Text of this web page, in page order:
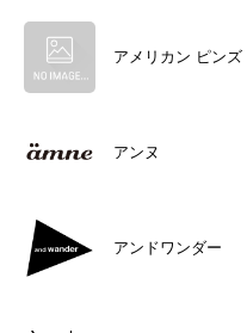
アメリカン ピンズ
アンヌ
アンドワンダー